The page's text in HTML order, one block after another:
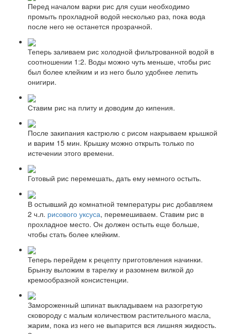
Перед началом варки рис для суши необходимо
промыть прохладной водой несколько раз, пока вода
после него не останется прозрачной.
Теперь заливаем рис холодной фильтрованной водой в
соотношении 1:2. Воды можно чуть меньше, чтобы рис
был более клейким и из него было удобнее лепить
онигири.
Ставим рис на плиту и доводим до кипения.
После закипания кастрюлю с рисом накрываем крышкой
и варим 15 мин. Крышку можно открыть только по
истечении этого времени.
Готовый рис перемешать, дать ему немного остыть.
В остывший до комнатной температуры рис добавляем
2 ч.л. рисового уксуса, перемешиваем. Ставим рис в
прохладное место. Он должен остыть еще больше,
чтобы стать более клейким.
Теперь перейдем к рецепту приготовления начинки.
Брынзу выложим в тарелку и разомнем вилкой до
кремообразной консистенции.
Замороженный шпинат выкладываем на разогретую
сковороду с малым количеством растительного масла,
жарим, пока из него не выпарится вся лишняя жидкость.